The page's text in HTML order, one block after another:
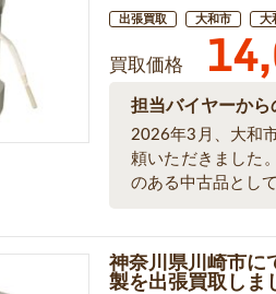
出張買取 大和市 大
買取価格
担当バイヤーから
2026年3月、大和
頼いただきました
のある中古品とし
神奈川県川崎市に
製を出張買取しま